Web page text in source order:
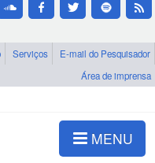
Serviços
E-mail do Pesquisador
Área de imprensa
MENU